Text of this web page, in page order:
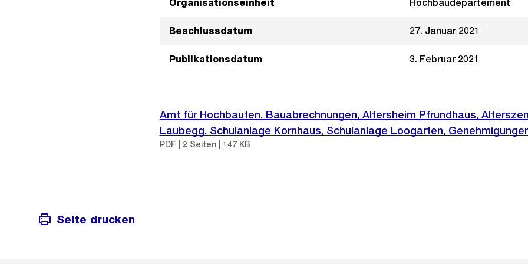
Organisationseinheit Hochbaudepartement
Beschlussdatum 27. Januar 2021
Publikationsdatum 3. Februar 2021
Amt für Hochbauten, Bauabrechnungen, Altersheim Pfrundhaus,
Laubegg, Schulanlage Kornhaus, Schulanlage Loogarten,
PDF | 2 Seiten | 147 KB
Seite drucken